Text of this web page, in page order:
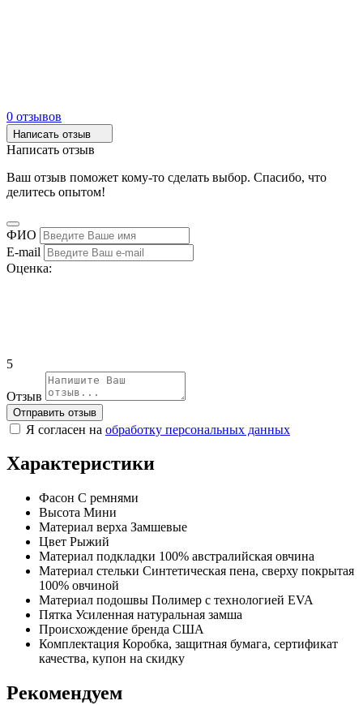
0 отзывов
Написать отзыв
Написать отзыв
Ваш отзыв поможет кому-то сделать выбор. Спасибо, что
делитесь опытом!
ФИО
E-mail
Оценка:
5
Отзыв
Отправить отзыв
Я согласен на обработку персональных данных
Характеристики
Фасон С ремнями
Высота Мини
Материал верха Замшевые
Цвет Рыжий
Материал подкладки 100% австралийская овчина
Материал стельки Синтетическая пена, сверху покрытая
100% овчиной
Материал подошвы Полимер с технологией EVA
Пятка Усиленная натуральная замша
Происхождение бренда США
Комплектация Коробка, защитная бумага, сертификат
качества, купон на скидку
Рекомендуем